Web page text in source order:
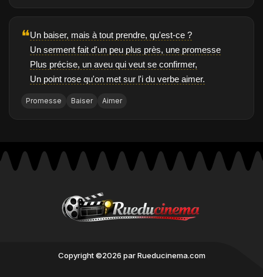
❝Un baiser, mais à tout prendre, qu'est-ce ?
Un serment fait d'un peu plus près, une promesse
Plus précise, un aveu qui veut se confirmer,
Un point rose qu'on met sur l'i du verbe aimer.
Promesse Baiser Aimer
Copyright ©2026 par Rueducinema.com